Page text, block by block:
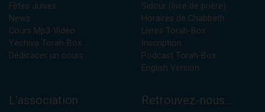
Fêtes Juives
News
Cours Mp3-Vidéo
Yéchiva Torah-Box
Dédicacer un cours
Sidour (livre de prière)
Horaires de Chabbath
Livres Torah-Box
Inscription
Podcast Torah-Box
English Version
L'association Retrouvez-nous...